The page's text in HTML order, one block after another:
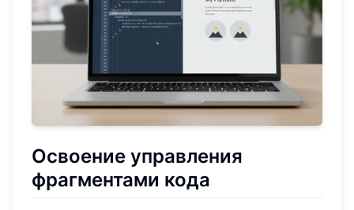
Освоение управления
фрагментами кода